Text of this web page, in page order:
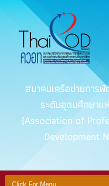
สมาคมเครือข่ายการ
ระดับอุดมศึกษาแ
(Association of
Development